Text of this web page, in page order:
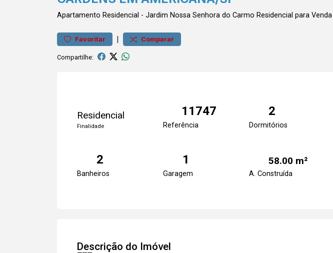
Apartamento Residencial - Jardim Nossa Senhora do Carmo Residencial para
Favoritar | Comparar
Compartilhe:
Residencial
Finalidade
11747
Referência
2
Dormitórios
2
Banheiros
1
Garagem
58.00 m²
A. Construída
Descrição do Imóvel